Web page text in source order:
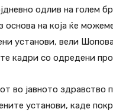
одлив на голем
на која ќе
установи, вели
кадри со одредени
во јавното здравство
установи, каде